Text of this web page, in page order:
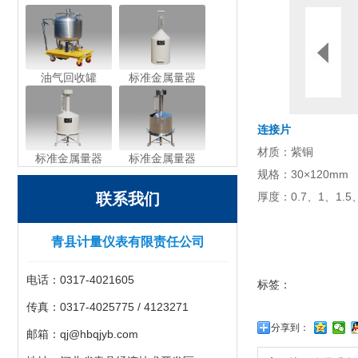
油气回收罐 标准金属量器
标准金属量器 标准金属量器
联系我们
青县计量仪表有限责任公司
电话：0317-4021605
传真：0317-4025775 / 4123271
邮箱：qj@hbqjyb.com
连接片
材质：紫铜
规格：30×120mm
厚度：0.7、1、1.5
标签：
分享到：